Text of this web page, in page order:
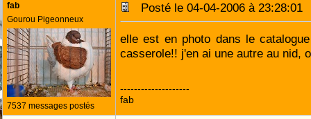
fab
Gourou Pigeonneux
7537 messages postés
Posté le 04-04-2006 à
elle est en photo dans le
casserole!! j'en ai une autre au nid,
--------------------
fab